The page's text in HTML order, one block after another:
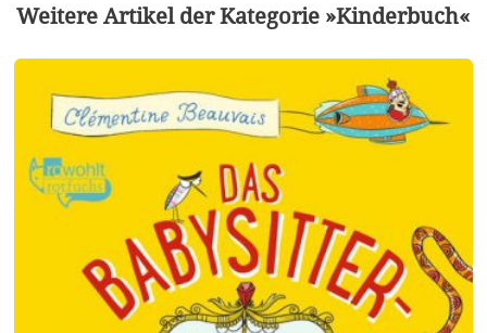
Weitere Artikel der Kategorie »Kinderbuch«